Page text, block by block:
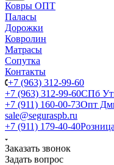
Ковры ОПТ
Паласы
Дорожки
Ковролин
Матрасы
Сопутка
Контакты
+7 (963) 312-99-60
+7 (963) 312-99-60СПб
+7 (911) 160-00-73Опт
sale@seguraspb.ru
+7 (911) 179-40-40Розница
Заказать звонок
Задать вопрос